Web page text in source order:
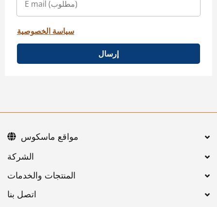
سياسة الخصوصية
إرسال
اتصل بنا
مواقع ماسكوس